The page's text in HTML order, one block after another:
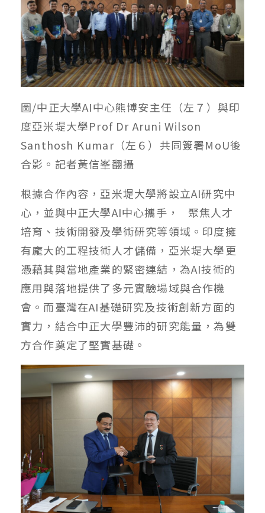
圖/中正大學AI中心熊博安主任（左７）與印
度亞米堤大學Prof Dr Aruni Wilson
Santhosh Kumar（左６）共同簽署MoU後
合影。記者黃信峯翻攝
根據合作內容，亞米堤大學將設立AI研究中
心，並與中正大學AI中心攜手， 聚焦人才
培育、技術開發及學術研究等領域。印度擁
有龐大的工程技術人才儲備，亞米堤大學更
憑藉其與當地產業的緊密連結，為AI技術的
應用與落地提供了多元實驗場域與合作機
會。而臺灣在AI基礎研究及技術創新方面的
實力，結合中正大學豐沛的研究能量，為雙
方合作奠定了堅實基礎。